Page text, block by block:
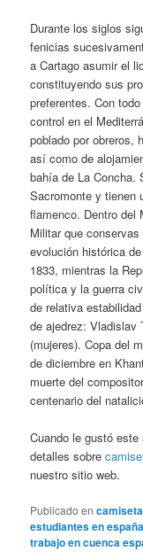
Durante los siglos
fenicias
a Cartago asumir el
constituyendo sus
preferentes. Con
control en el
poblado por obreros,
así como de
bahía de La Concha.
Sacromonte y tienen
flamenco. Dentro del
Militar que
evolución histórica
1833, mientras la
política y la guerra
de relativa
de ajedrez: Vladislav
(mujeres). Copa del
de diciembre en
muerte del
centenario del
Cuando le gustó
detalles sobre
nuestro sitio web.
Publicado en
estudiantes en españa
trabajo en cuenca